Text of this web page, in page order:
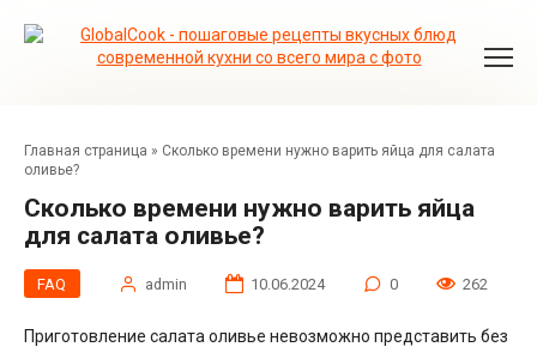
Главная страница » Сколько времени нужно варить яйца для салата
оливье?
Сколько времени нужно варить яйца
для салата оливье?
FAQ admin 10.06.2024 0 262
Приготовление салата оливье невозможно представить без